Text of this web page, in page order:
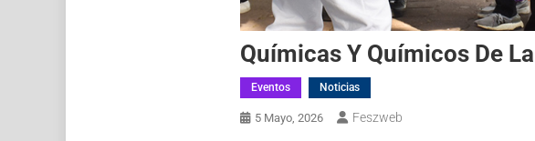
Químicas Y Químicos De
Eventos Noticias
5 Mayo, 2026 Feszweb